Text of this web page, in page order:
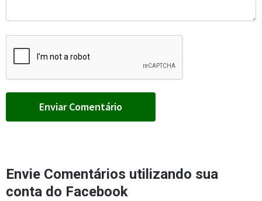
Envie Comentários utilizando sua
conta do Facebook